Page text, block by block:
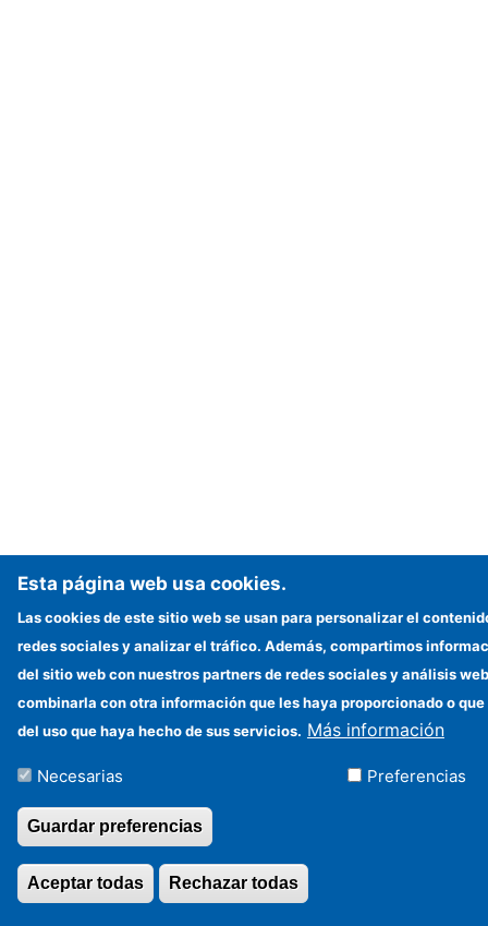
Esta página web usa cookies.
Las cookies de este sitio web se usan para personalizar el
redes sociales y analizar el tráfico. Además, compartimos
del sitio web con nuestros partners de redes sociales y análisis
combinarla con otra información que les haya proporcionado o
del uso que haya hecho de sus servicios. Más información
Necesarias Preferencias
Guardar preferencias
Rechazar todas
Aceptar todas